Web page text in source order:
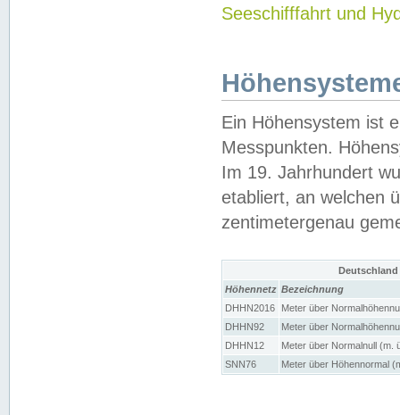
Seeschifffahrt und
Ein Höhensystem ist
Messpunkten.
Im 19. Jahrhundert
etabliert, an welchen
zentimetergenau
Höhennetz Bezeichnung
DHHN2016
Meter über
DHHN92
Meter über
DHHN12
Meter über Normalnull (m.
SNN76
Meter über Höhennormal